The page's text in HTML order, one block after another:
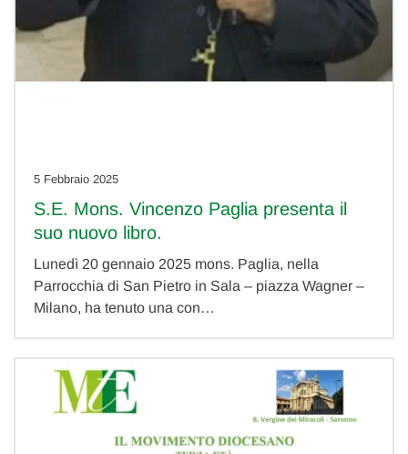
5 Febbraio 2025
S.E. Mons. Vincenzo Paglia presenta il
suo nuovo libro.
Lunedì 20 gennaio 2025 mons. Paglia, nella
Parrocchia di San Pietro in Sala – piazza Wagner –
Milano, ha tenuto una con…